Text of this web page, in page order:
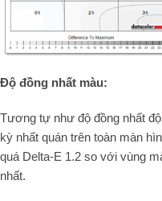
Độ đồng nhất màu:
Tương tự như độ đồng nhất
kỳ nhất quán trên toàn màn
quá Delta-E 1.2 so với vùng
nhất.